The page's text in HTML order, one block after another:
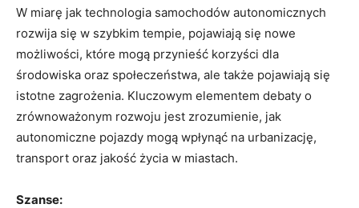
W miarę jak technologia samochodów autonomicznych
rozwija się w szybkim tempie, pojawiają się nowe
możliwości, które mogą przynieść korzyści dla
środowiska oraz społeczeństwa, ale także pojawiają się
istotne zagrożenia. Kluczowym elementem debaty o
zrównoważonym rozwoju jest zrozumienie, jak
autonomiczne pojazdy mogą wpłynąć na urbanizację,
transport oraz jakość życia w miastach.
Szanse: